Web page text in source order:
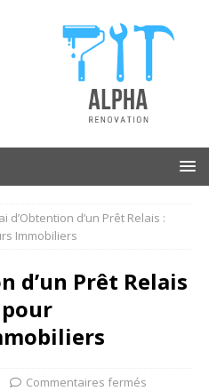
d’Obtention d’un Prêt Relais :
Immobiliers
d’un Prêt Relais
Commentaires fermés